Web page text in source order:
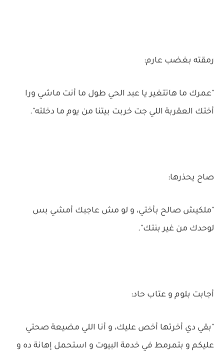
رمقته بغضب عارم:
"عمرك ما هاتتغير يا عبد الحي طول ما أنت ماشي ورا
أختك العقربة اللي جت خربت بيتنا من يوم ما دخلته".
صاح يحذرها:
"ملكيش صالح بأختي، و لو مش عاجبك أمشي بس
لوحدك من غير بنتك".
أجابت بلوم و عتاب حاد:
"بقي دي أخرتها أخص عليك، و أنا اللي مضيعة صحتي
عليكم و بتمرمط في خدمة البيوت و استحمل إهانة ده و